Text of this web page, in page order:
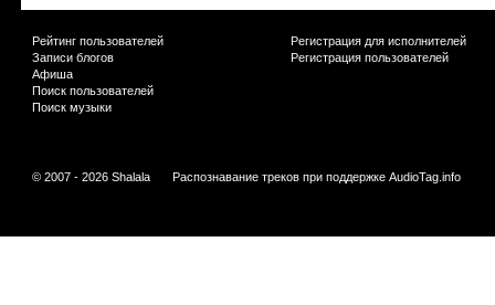
Рейтинг пользователей
Записи блогов
Афиша
Поиск пользователей
Поиск музыки
Регистрация для исполнителей
Регистрация пользователей
© 2007 - 2026 Shalala Распознавание треков при поддержке AudioTag.info